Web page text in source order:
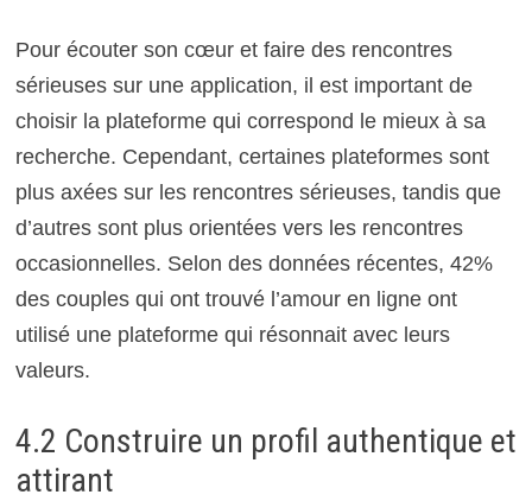
Pour écouter son cœur et faire des rencontres
sérieuses sur une application, il est important de
choisir la plateforme qui correspond le mieux à sa
recherche. Cependant, certaines plateformes sont
plus axées sur les rencontres sérieuses, tandis que
d’autres sont plus orientées vers les rencontres
occasionnelles. Selon des données récentes, 42%
des couples qui ont trouvé l’amour en ligne ont
utilisé une plateforme qui résonnait avec leurs
valeurs.
4.2 Construire un profil authentique et
attirant